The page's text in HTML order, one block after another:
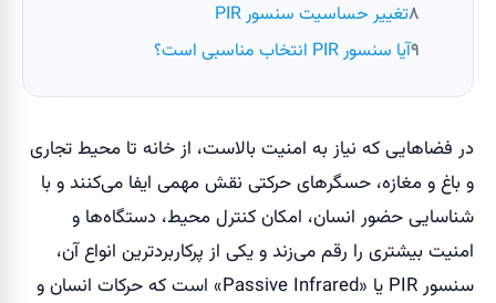
تغییر حساسیت سنسور PIR
آیا سنسور PIR انتخاب مناسبی است؟
در فضاهایی که نیاز به امنیت بالاست، از خانه تا محیط تجاری
و باغ و مغازه، حسگرهای حرکتی نقش مهمی ایفا می‌کنند و با
شناسایی حضور انسان، امکان کنترل محیط، دستگاه‌ها و
امنیت بیشتری را رقم می‌زند و یکی از پرکاربردترین انواع آن،
سنسور PIR یا «Passive Infrared» است که حرکات انسان و